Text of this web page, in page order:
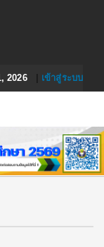
2026| เข้าสู่ระบบ